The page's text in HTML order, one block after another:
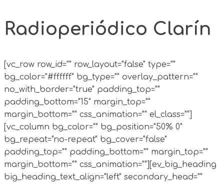
Radioperiódico Clarín
[vc_row row_id="" row_layout="false" type=""
bg_color="#ffffff" bg_type="" overlay_pattern=""
no_with_border="true" padding_top=""
padding_bottom="15" margin_top=""
margin_bottom="" css_animation="" el_class=""]
[vc_column bg_color="" bg_position="50% 0"
bg_repeat="no-repeat" bg_cover="false"
padding_top="" padding_bottom="" margin_top=""
margin_bottom="" css_animation=""][ev_big_heading
big_heading_text_align="left" secondary_head=""